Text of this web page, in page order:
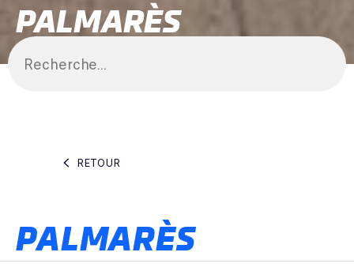
PALMARÈS
RETOUR
PALMARÈS